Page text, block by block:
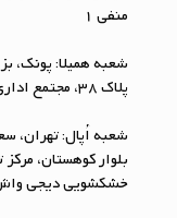
منفی ۱
شعبه همیلا: پونک،
پلاک 38، مجتمع اداری تجاری همیلا سنتر، طبقه -1 (B)، واحد 12
شعبه اُپال: تهران،
خشکشویی دیجی